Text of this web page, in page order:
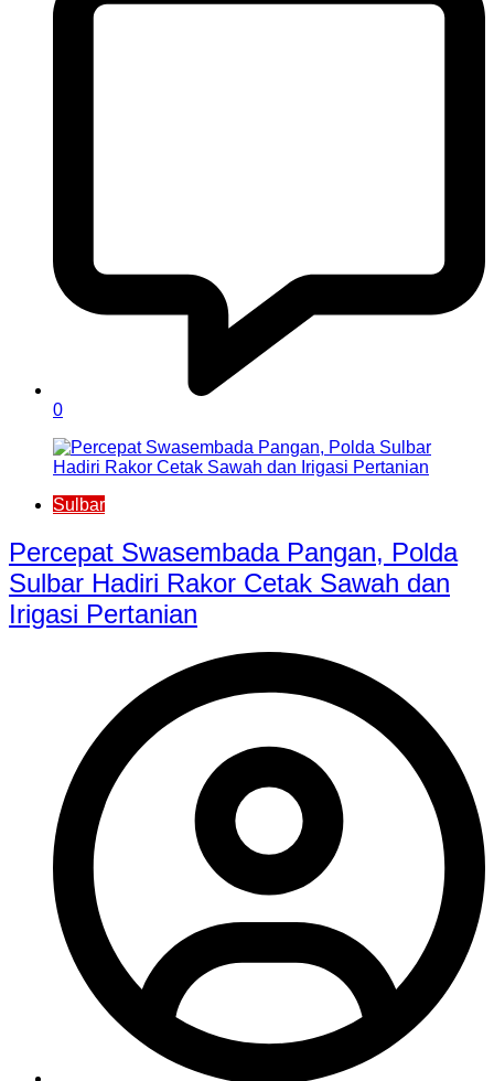
0
Sulbar
Percepat Swasembada Pangan, Polda
Sulbar Hadiri Rakor Cetak Sawah dan
Irigasi Pertanian